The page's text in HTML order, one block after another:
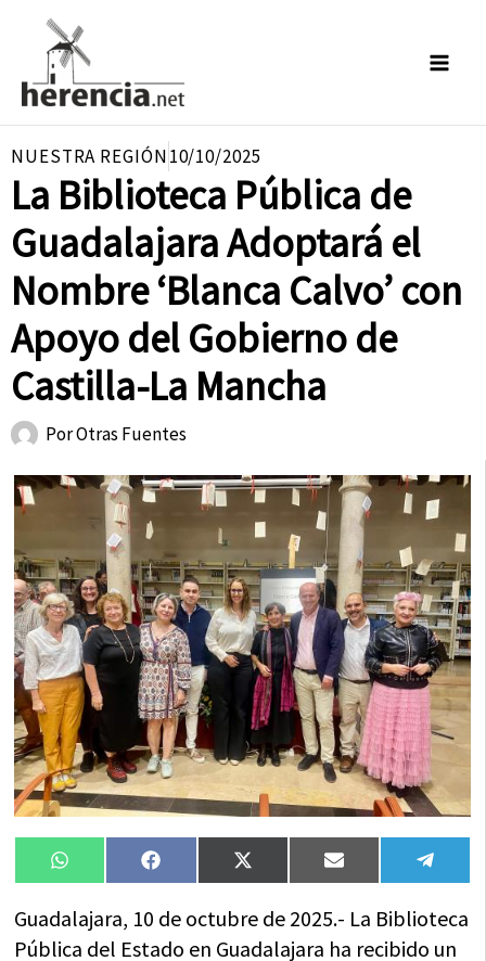
contenido
NUESTRA REGIÓN10/10/2025
La Biblioteca Pública de
Guadalajara Adoptará el
Nombre ‘Blanca Calvo’ con
Apoyo del Gobierno de
Castilla-La Mancha
PorOtras Fuentes
Compartir
en
WhatsAppCompartir
en
FacebookCompartir
en
X
(Twitter)
Compartir
en
Email
en
Guadalajara, 10 de octubre de 2025.- La Biblioteca
Pública del Estado en Guadalajara ha recibido un